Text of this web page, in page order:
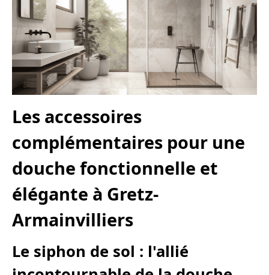
Les accessoires
complémentaires pour une
douche fonctionnelle et
élégante à Gretz-
Armainvilliers
Le siphon de sol : l'allié